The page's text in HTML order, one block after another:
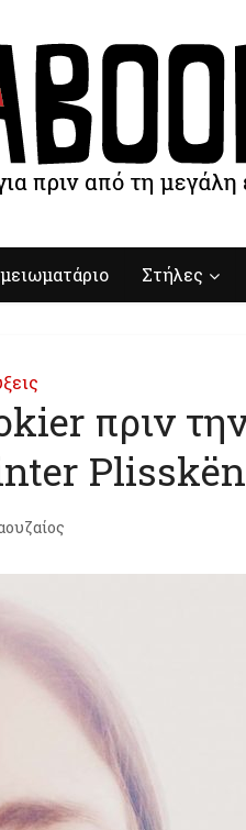
Στήλες
πριν
Plisskën